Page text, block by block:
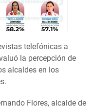
telefónicas a
la percepción de
alcaldes en los
Flores, alcalde de